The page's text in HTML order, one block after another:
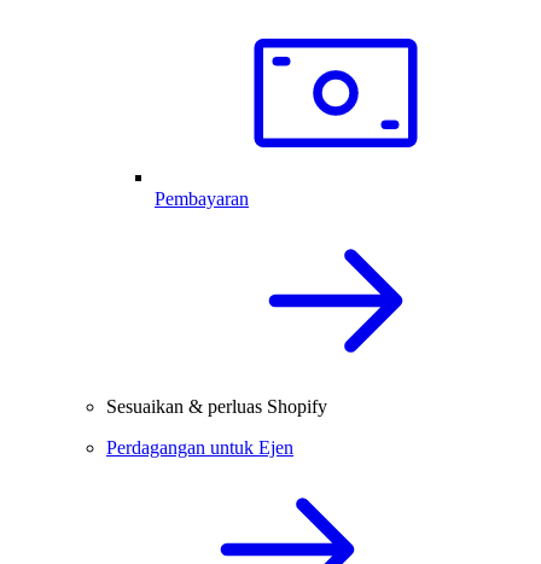
Pembayaran
Sesuaikan & perluas Shopify
Perdagangan untuk Ejen